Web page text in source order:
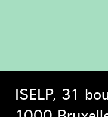
ISELP, 31